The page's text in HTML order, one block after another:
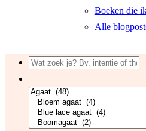
Boeken die
Alle